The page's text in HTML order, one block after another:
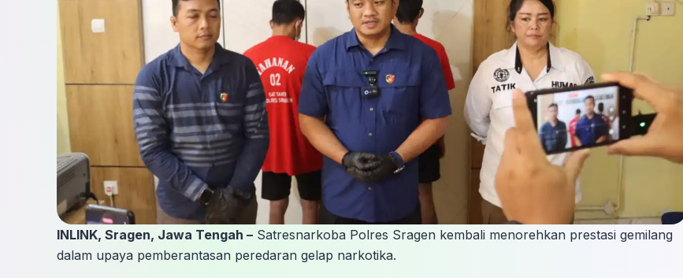
INLINK, Sragen, Jawa Tengah – Satresnarkoba Polres Sragen kembali menorehkan prestasi gemilang
dalam upaya pemberantasan peredaran gelap narkotika.